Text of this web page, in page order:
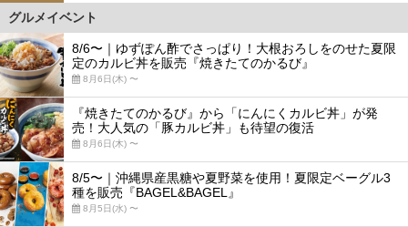
グルメイベント
8/6〜｜ゆずぽん酢でさっぱり！大根おろしをのせた夏限
定のカルビ丼を販売『焼きたてのかるび』
8月6日(木) 〜
『焼きたてのかるび』から「にんにくカルビ丼」が発
売！大人気の「豚カルビ丼」も待望の復活
8月6日(木) 〜
8/5〜｜沖縄県産黒糖や夏野菜を使用！夏限定ベーグル3
種を販売『BAGEL&BAGEL』
8月5日(水) 〜